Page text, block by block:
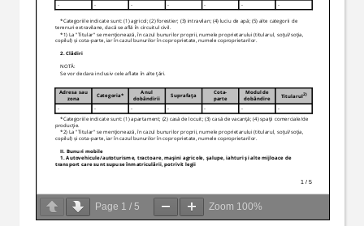
Page 1 / 5 Zoom 100%